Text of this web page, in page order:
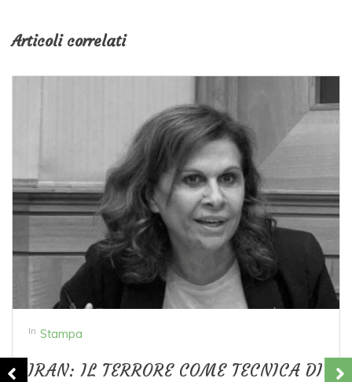
Articoli correlati
In Stampa
IRAN: IL TERRORE COME TECNICA DI